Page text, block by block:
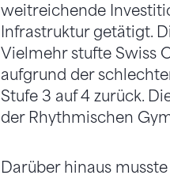
weitreichende
Infrastruktur getätigt.
Vielmehr stufte Swiss
aufgrund der
Stufe 3 auf 4 zurück.
der Rhythmischen
Darüber hinaus